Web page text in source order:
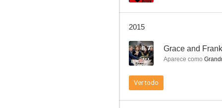
2015
8.7 Grace and
Aparece como
Ver todo